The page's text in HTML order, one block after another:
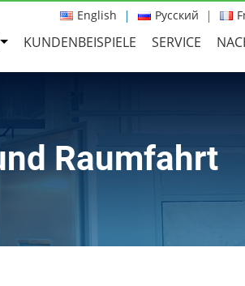
English Русский
KUNDENBEISPIELE SERVICE
Raumfahrt